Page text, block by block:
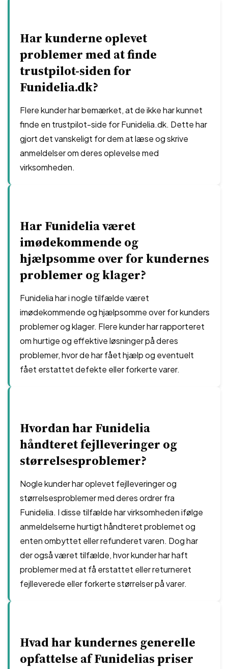
Har kunderne oplevet
problemer med at finde
trustpilot-siden for
Funidelia.dk?
Flere kunder har bemærket, at de ikke har kunnet
finde en trustpilot-side for Funidelia.dk. Dette har
gjort det vanskeligt for dem at læse og skrive
anmeldelser om deres oplevelse med
virksomheden.
Har Funidelia været
imødekommende og
hjælpsomme over for kundernes
problemer og klager?
Funidelia har i nogle tilfælde været
imødekommende og hjælpsomme over for kunders
problemer og klager. Flere kunder har rapporteret
om hurtige og effektive løsninger på deres
problemer, hvor de har fået hjælp og eventuelt
fået erstattet defekte eller forkerte varer.
Hvordan har Funidelia
håndteret fejlleveringer og
størrelsesproblemer?
Nogle kunder har oplevet fejlleveringer og
størrelsesproblemer med deres ordrer fra
Funidelia. I disse tilfælde har virksomheden ifølge
anmeldelserne hurtigt håndteret problemet og
enten ombyttet eller refunderet varen. Dog har
der også været tilfælde, hvor kunder har haft
problemer med at få erstattet eller returneret
fejlleverede eller forkerte størrelser på varer.
Hvad har kundernes generelle
opfattelse af Funidelias priser